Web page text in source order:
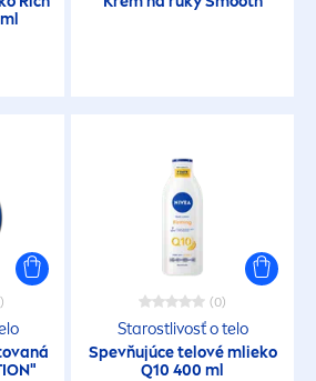
(0)
Starostlivosť o telo
Spevňujúce telové mlieko
Q10 400 ml